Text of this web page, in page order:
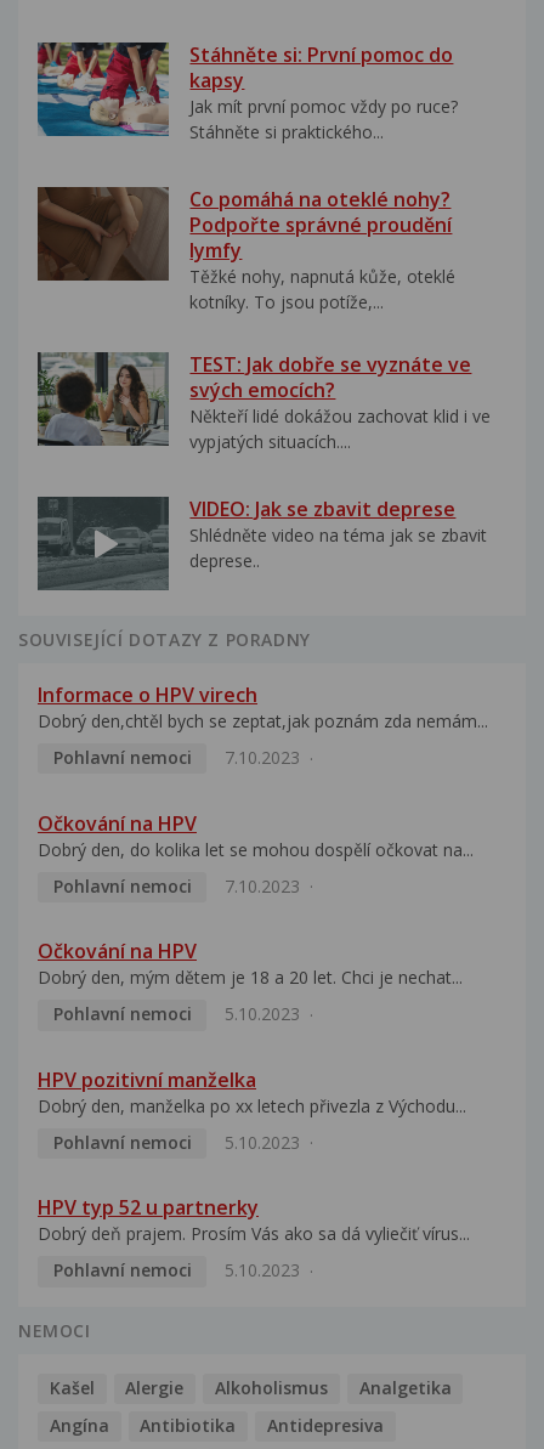
Stáhněte si: První pomoc do
kapsy
Jak mít první pomoc vždy po ruce?
Stáhněte si praktického...
Co pomáhá na oteklé nohy?
Podpořte správné proudění
lymfy
Těžké nohy, napnutá kůže, oteklé
kotníky. To jsou potíže,...
TEST: Jak dobře se vyznáte ve
svých emocích?
Někteří lidé dokážou zachovat klid i ve
vypjatých situacích....
VIDEO: Jak se zbavit deprese
Shlédněte video na téma jak se zbavit
deprese..
SOUVISEJÍCÍ DOTAZY Z PORADNY
Informace o HPV virech
Dobrý den,chtěl bych se zeptat,jak poznám zda nemám...
Pohlavní nemoci
7.10.2023
Očkování na HPV
Dobrý den, do kolika let se mohou dospělí očkovat na...
Pohlavní nemoci
7.10.2023
Očkování na HPV
Dobrý den, mým dětem je 18 a 20 let. Chci je nechat...
Pohlavní nemoci
5.10.2023
HPV pozitivní manželka
Dobrý den, manželka po xx letech přivezla z Východu...
Pohlavní nemoci
5.10.2023
HPV typ 52 u partnerky
Dobrý deň prajem. Prosím Vás ako sa dá vyliečiť vírus...
Pohlavní nemoci
5.10.2023
NEMOCI
Kašel Alergie Alkoholismus
Analgetika
Angína
Antibiotika
Antidepresiva